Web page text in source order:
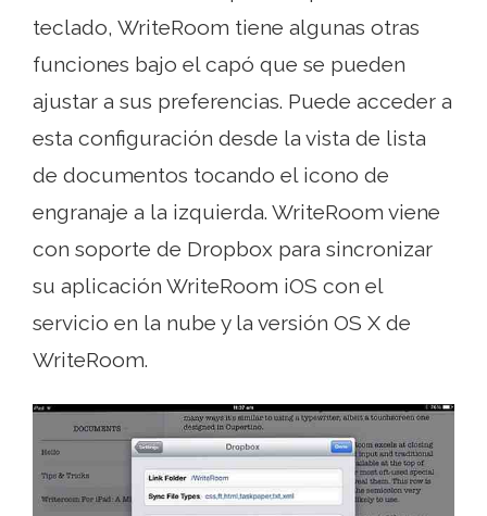
teclado, WriteRoom tiene algunas otras
funciones bajo el capó que se pueden
ajustar a sus preferencias. Puede acceder a
esta configuración desde la vista de lista
de documentos tocando el icono de
engranaje a la izquierda. WriteRoom viene
con soporte de Dropbox para sincronizar
su aplicación WriteRoom iOS con el
servicio en la nube y la versión OS X de
WriteRoom.